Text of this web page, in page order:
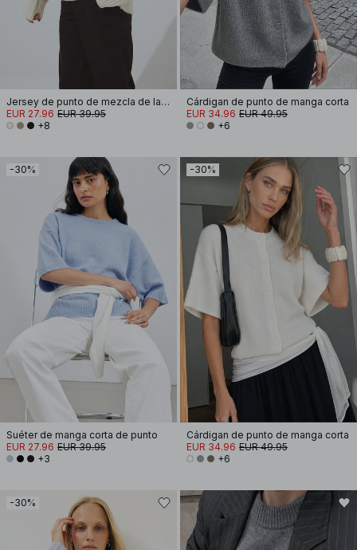
Jersey de punto de mezcla de lana con cuello redondo
EUR 27.96 EUR 39.95
+8
Cárdigan de punto de manga corta
EUR 34.96 EUR 49.95
+6
-30%
Suéter de manga corta de punto
EUR 27.96 EUR 39.95
+3
-30%
Cárdigan de punto de manga corta
EUR 34.96 EUR 49.95
+6
-30%